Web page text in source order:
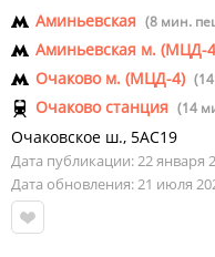
Аминьевская (8 мин.
Аминьевская м. (МЦД-
Очаково м. (МЦД-4)
Очаково станция (14
Очаковское ш., 5АС19
Дата публикации: 22 января
Дата обновления: 21 июля